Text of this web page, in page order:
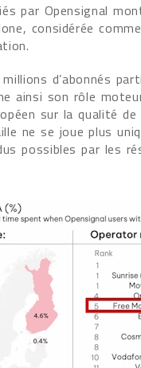
par Opensignal
considérée
d’abonnés
ainsi son rôle
sur la qualité
ne se joue plus
possibles par les